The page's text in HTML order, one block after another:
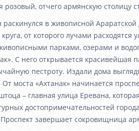
розовый, отчего армянскую столицу
в живописной
от которого лучами
парками, озерами и
С него открывается красивейшая
пестроту. Издали дома
От моста «Ахтанак» начинается
– главная улица Еревана,
достопримечательностей
завершает сокровищница